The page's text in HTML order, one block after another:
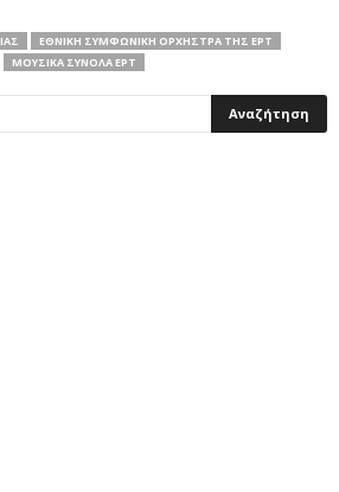
ΕΘΝΙΚΉ ΣΥΜΦΩΝΙΚΉ ΟΡΧΉΣΤΡΑ ΤΗΣ ΕΡΤ
ΜΟΥΣΙΚΑ ΣΥΝΟΛΑ ΕΡΤ